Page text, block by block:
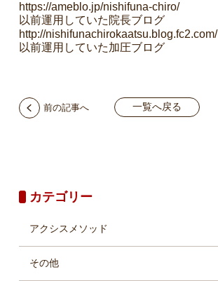
https://ameblo.jp/nishifuna-chiro/
以前運用していた院長ブログ
http://nishifunachirokaatsu.blog.fc2.com/
以前運用していた加圧ブログ
前の記事へ 一覧へ戻る
カテゴリー
アクシスメソッド
その他